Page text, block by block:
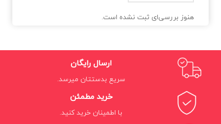
هنوز بررسی‌ای ثبت نشده است.
ارسال رایگان
سریع بدستتان میرسد.
خرید مطمئن
با اطمینان خرید کنید.